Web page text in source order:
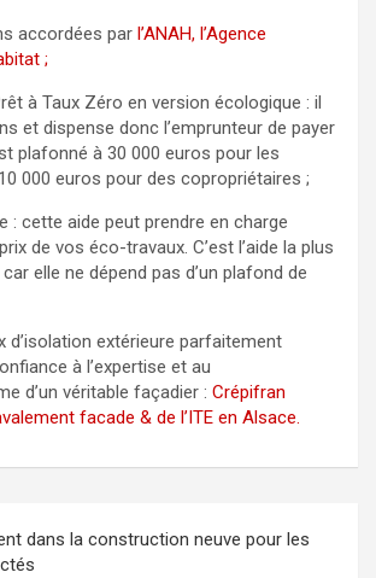
accordées par l’ANAH, l’Agence
;
à Taux Zéro en version écologique : il
et dispense donc l’emprunteur de payer
plafonné à 30 000 euros pour les
000 euros pour des copropriétaires ;
: cette aide peut prendre en charge
de vos éco-travaux. C’est l’aide la plus
elle ne dépend pas d’un plafond de
d’isolation extérieure parfaitement
à l’expertise et au
d’un véritable façadier : Crépifran
facade & de l’ITE en Alsace.
dans la construction neuve pour les